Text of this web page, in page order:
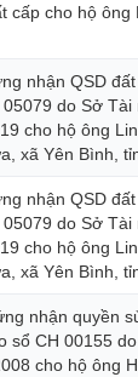
cấp cho hộ
nhận QSD
do Sở
cho hộ ông
xã Yên Bình,
nhận QSD
do Sở
cho hộ ông
xã Yên Bình,
nhận quyền
sổ CH 00155
cho hộ ông